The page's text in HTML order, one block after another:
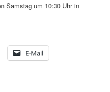
Samstag um 10:30 Uhr in
E-Mail